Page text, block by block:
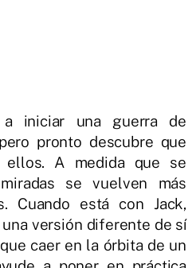
iniciar una guerra de
pronto descubre que
A medida que se
se vuelven más
Cuando está con Jack,
versión diferente de sí
caer en la órbita de un